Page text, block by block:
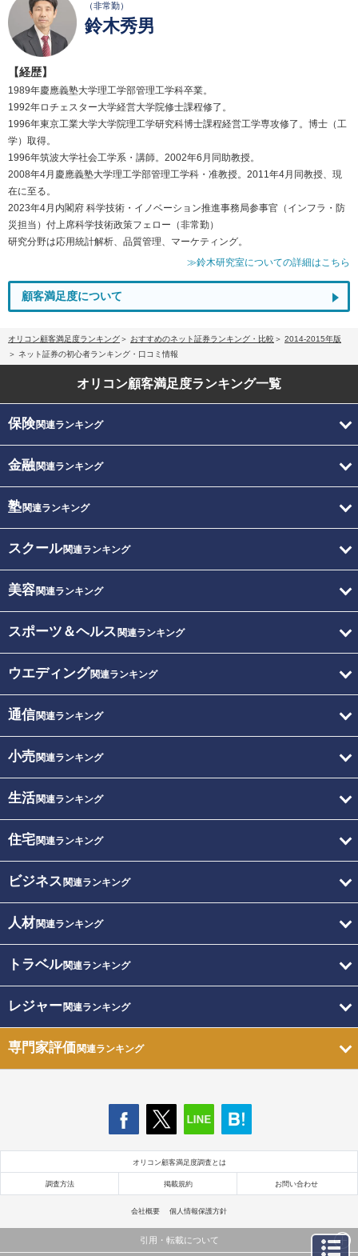
（非常勤）
鈴木秀男
【経歴】
1989年慶應義塾大学理工学部管理工学科卒業。
1992年ロチェスター大学経営大学院修士課程修了。
1996年東京工業大学大学院理工学研究科博士課程経営工学専攻修了。博士（工
学）取得。
1996年筑波大学社会工学系・講師。2002年6月同助教授。
2008年4月慶應義塾大学理工学部管理工学科・准教授。2011年4月同教授、現
在に至る。
2023年4月内閣府 科学技術・イノベーション推進事務局参事官（インフラ・防
災担当）付上席科学技術政策フェロー（非常勤）
研究分野は応用統計解析、品質管理、マーケティング。
≫鈴木研究室についての詳細はこちら
顧客満足度について
オリコン顧客満足度ランキング おすすめのネット証券ランキング・比較
2014-2015年版
ネット証券の初心者ランキング・口コミ情報
オリコン顧客満足度ランキング一覧
保険関連ランキング
金融関連ランキング
塾関連ランキング
スクール関連ランキング
美容関連ランキング
スポーツ＆ヘルス 関連ランキング
ウエディング関連ランキング
通信関連ランキング
小売関連ランキング
生活関連ランキング
住宅関連ランキング
ビジネス 関連ランキング
人材関連ランキング
トラベル関連ランキング
レジャー関連ランキング
専門家評価関連ランキング
オリコン顧客満足度調査とは
調査方法 掲載規約 お問い合わせ
会社概要 個人情報保護方針
引用・転載について